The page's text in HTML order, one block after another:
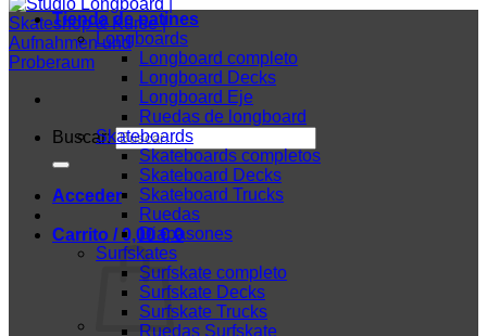
Buscar:
Acceder
Carrito /0,00€ 0
Tienda de patines
Longboards
Longboard completo
Longboard Decks
Longboard Eje
Ruedas de longboard
Skateboards
Skateboards completos
Skateboard Decks
Skateboard Trucks
Ruedas
Diapasones
Surfskates
Surfskate completo
Surfskate Decks
Surfskate Trucks
Ruedas Surfskate